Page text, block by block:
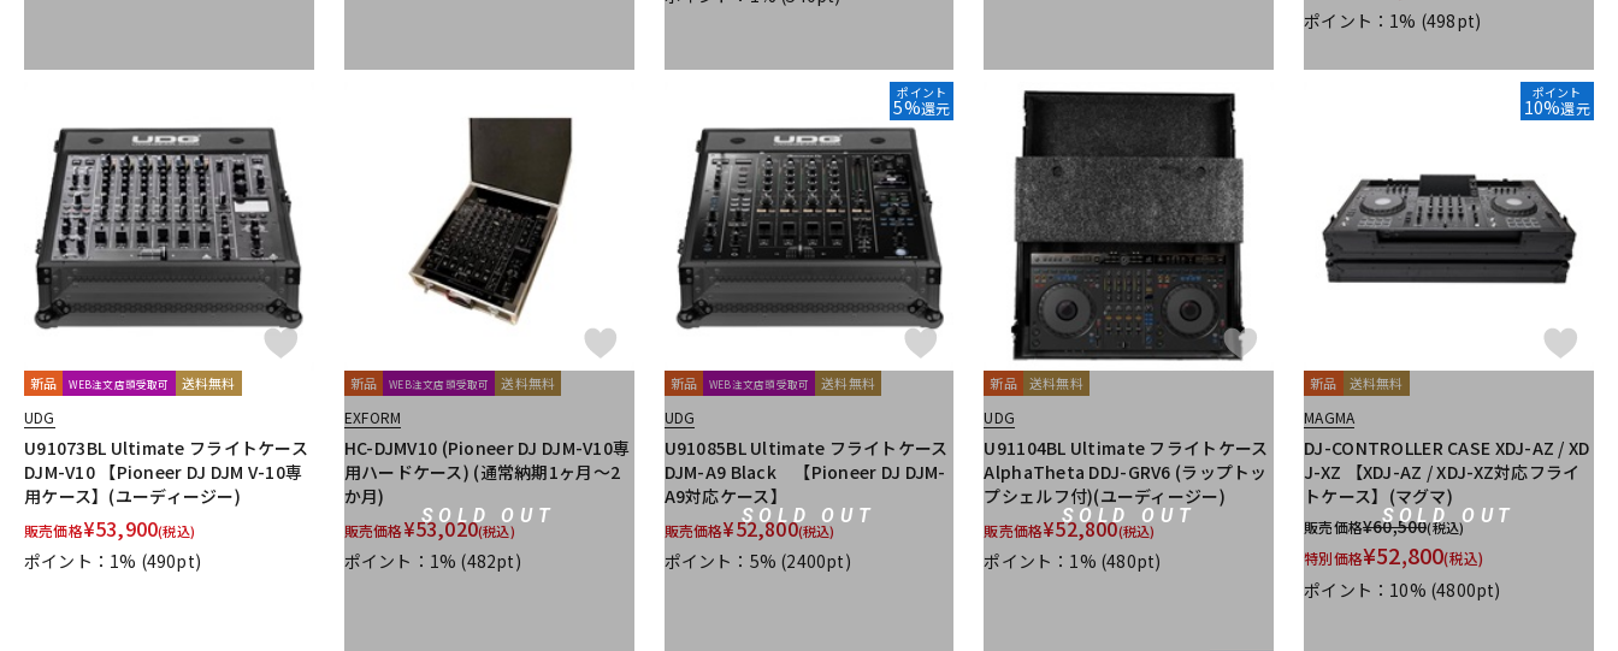
ポイント：1% (498pt)
新品 WEB注文店頭受取可 送料無料
UDG
U91073BL Ultimate フライトケース
DJM-V10 【Pioneer DJ DJM V-10専
用ケース】(ユーディージー)
販売価格¥53,900(税込)
ポイント：1% (490pt)
SOLD OUT
新品 WEB注文店頭受取可 送料無料
EXFORM
HC-DJMV10 (Pioneer DJ DJM-V10専
用ハードケース) (通常納期1ヶ月～2
か月)
販売価格¥53,020(税込)
ポイント：1% (482pt)
SOLD OUT
ポイント
5%還元
新品 WEB注文店頭受取可 送料無料
UDG
U91085BL Ultimate フライトケース
DJM-A9 Black 【Pioneer DJ DJM-
A9対応ケース】
販売価格¥52,800(税込)
ポイント：5% (2400pt)
SOLD OUT
新品 送料無料
UDG
U91104BL Ultimate フライトケース
AlphaTheta DDJ-GRV6 (ラップトッ
プシェルフ付)(ユーディージー)
販売価格¥52,800(税込)
ポイント：1% (480pt)
SOLD OUT
ポイント
10%還元
新品 送料無料
MAGMA
DJ-CONTROLLER CASE XDJ-AZ / XD
J-XZ 【XDJ-AZ / XDJ-XZ対応フライ
トケース】(マグマ)
販売価格¥60,500(税込)
特別価格¥52,800(税込)
ポイント：10% (4800pt)